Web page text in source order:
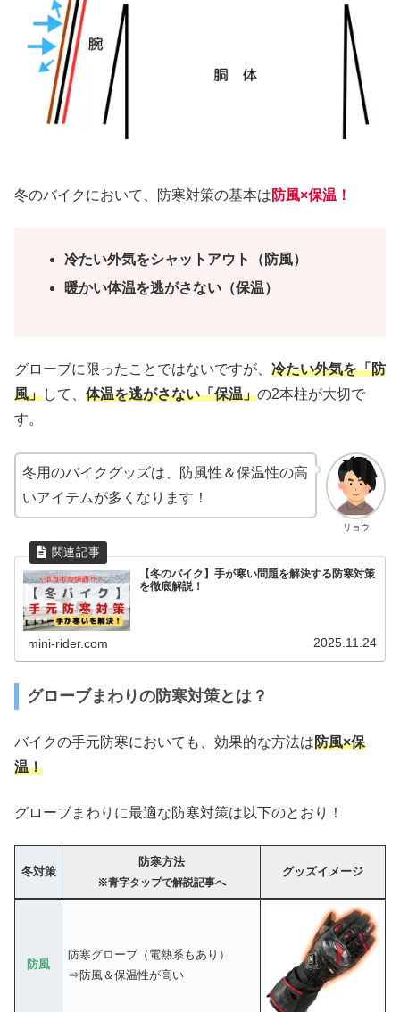
冬のバイクにおいて、防寒対策の基本は 防風×保温！
冷たい外気をシャットアウト（防風）
暖かい体温を逃がさない（保温）
グローブに限ったことではないですが、 冷たい外気を「防
風」して、 体温を逃がさない「保温」の2本柱が大切で
す。
リョウ
冬用のバイクグッズは、防風性＆保温性の高
いアイテムが多くなります！
【冬のバイク】手が寒い問題を解決する防寒対策
を徹底解説！
mini-rider.com 2025.11.24
グローブまわりの防寒対策とは？
バイクの手元防寒においても、効果的な方法は防風×保
温！
グローブまわりに最適な防寒対策は以下のとおり！
冬対策
防寒方法
※青字タップで解説記事へ
グッズイメージ
防風
防寒グローブ（電熱系もあり）
⇒防風＆保温性が高い